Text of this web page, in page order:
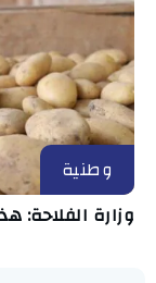
وطنية
وزارة الفلاحة: